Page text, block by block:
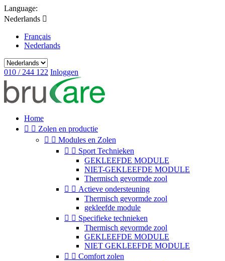
Language:
Nederlands 
Français
Nederlands
010 / 244 122 Inloggen
Home
  Zolen en productie
  Modules en Zolen
  Sport Technieken
GEKLEEFDE MODULE
NIET-GEKLEEFDE MODULE
Thermisch gevormde zool
  Actieve ondersteuning
Thermisch gevormde zool
gekleefde module
  Specifieke technieken
Thermisch gevormde zool
GEKLEEFDE MODULE
NIET GEKLEEFDE MODULE
  Comfort zolen